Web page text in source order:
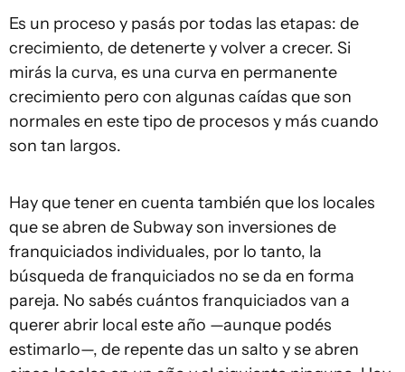
Es un proceso y pasás por todas las etapas: de
crecimiento, de detenerte y volver a crecer. Si
mirás la curva, es una curva en permanente
crecimiento pero con algunas caídas que son
normales en este tipo de procesos y más cuando
son tan largos.
Hay que tener en cuenta también que los locales
que se abren de Subway son inversiones de
franquiciados individuales, por lo tanto, la
búsqueda de franquiciados no se da en forma
pareja. No sabés cuántos franquiciados van a
querer abrir local este año —aunque podés
estimarlo—, de repente das un salto y se abren